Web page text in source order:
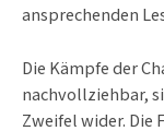
ansprechenden
Die Kämpfe der
nachvollziehbar,
Zweifel wider. Die